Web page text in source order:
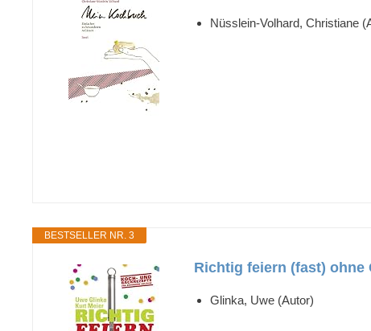
Nüsslein-Volhard, Christiane
BESTSELLER NR. 3
Richtig feiern (fast) ohne
Glinka, Uwe (Autor)